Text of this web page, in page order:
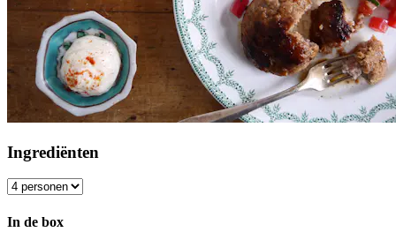
Ingrediënten
In de box